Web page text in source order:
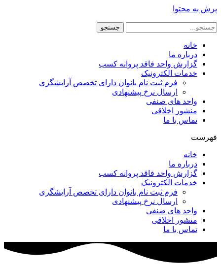
پرش به محتوا
جستجو
خانه
درباره ما
گزارش واحد فاقد پروانه کسب
خدمات الکترونیک
فرم ثبت نام بانوان دارای تخصص آرایشگری
ارسال نرخ پیشنهادی
واحد های صنفی
منشور اخلاقی
تماس با ما
فهرست
خانه
درباره ما
گزارش واحد فاقد پروانه کسب
خدمات الکترونیک
فرم ثبت نام بانوان دارای تخصص آرایشگری
ارسال نرخ پیشنهادی
واحد های صنفی
منشور اخلاقی
تماس با ما